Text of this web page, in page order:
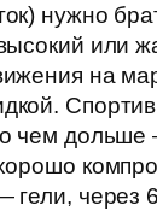
нужно
или
на
чем
гели, через